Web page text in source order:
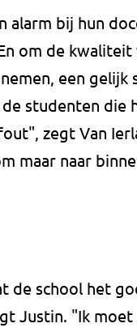
alarm bij hun
om de
een
studenten die
zegt Van
maar naar
de school het
Justin. "Ik